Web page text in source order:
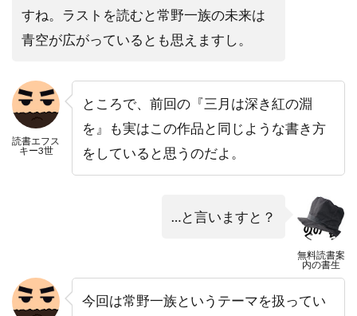
すね。ラストを読むと常野一族の未来は
青空が広がっているとも思えますし。
読書エフス
キー3世
ところで、前回の『三月は深き紅の淵
を』も実はこの作品と同じような書き方
をしていると思うのだよ。
無料読書案
内の書生
…と言いますと？
今回は常野一族というテーマを扱ってい